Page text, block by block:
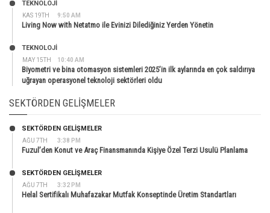
KAS 19TH 9:50 AM
TEKNOLOJİ
Living Now with Netatmo ile Evinizi Dilediğiniz Yerden Yönetin
MAY 15TH 10:40 AM
TEKNOLOJİ
Biyometri ve bina otomasyon sistemleri 2025’in ilk aylarında en çok saldırıya
uğrayan operasyonel teknoloji sektörleri oldu
SEKTÖRDEN GELIŞMELER
AĞU 7TH 3:38 PM
SEKTÖRDEN GELIŞMELER
Fuzul’den Konut ve Araç Finansmanında Kişiye Özel Terzi Usulü Planlama
AĞU 7TH 3:32 PM
SEKTÖRDEN GELIŞMELER
Helal Sertifikalı Muhafazakar Mutfak Konseptinde Üretim Standartları